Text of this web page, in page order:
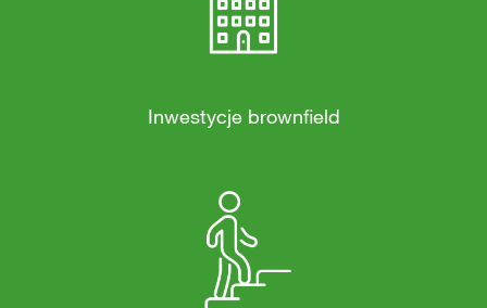
Inwestycje brownfield